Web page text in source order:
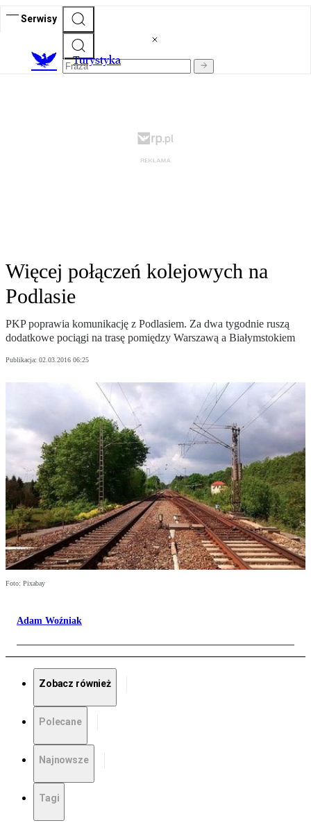
Serwisy
Turystyka
Więcej połączeń kolejowych na
Podlasie
PKP poprawia komunikację z Podlasiem. Za dwa tygodnie ruszą
dodatkowe pociągi na trasę pomiędzy Warszawą a Białymstokiem
Publikacja: 02.03.2016 06:25
Foto: Pixabay
Adam Woźniak
Zobacz również
Polecane
Najnowsze
Tagi